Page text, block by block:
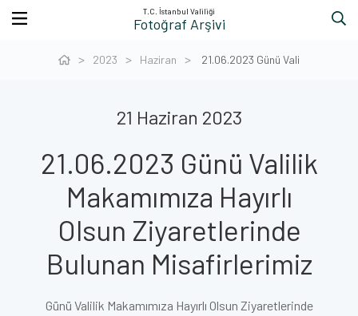
T.C. İstanbul Valiliği
Fotoğraf Arşivi
2023 Haziran 21.06.2023 Günü Vali
21 Haziran 2023
21.06.2023 Günü Valilik
Makamımıza Hayırlı
Olsun Ziyaretlerinde
Bulunan Misafirlerimiz
Günü Valilik Makamımıza Hayırlı Olsun Ziyaretlerinde